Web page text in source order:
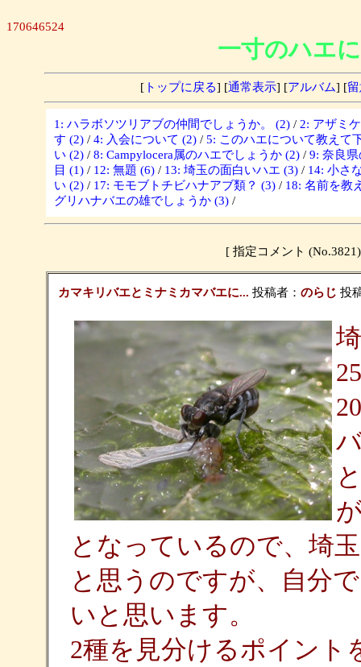
170646524
一寸のハエ
[トップに戻る] [通常表示] [アルバム] [
1: ハラボソツリアブの仲間でしょうか。 (2) / 2: アザミ
す (2) / 4: 入会について (2) / 5: このハエについて教えて
い (2) / 8: Campylocera属のハエでしょうか (2) / 9: 奈良
目 (1) / 12: 無題 (6) / 13: 埼玉の面白いハエ (3) / 14: 小さ
い (2) / 17: モモブトチビハナアブ類？ (3) / 18: 名前を教
グリハナバエの雄でしょうか (3) /
[ 指定コメント
カマキリバエとミナミカマバエに... 投稿者： のらじ 投
となっているので、埼
と思うのですが、自分
いと思います。
2種を見分けるポイント